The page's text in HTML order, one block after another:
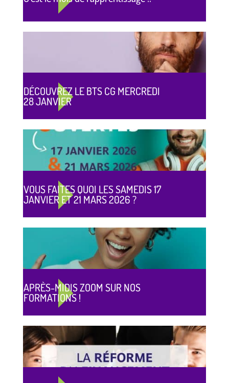
DÉCOUVREZ LE BTS CG MERCREDI
28 JANVIER
VOUS FAITES QUOI LES SAMEDIS 17
JANVIER ET 21 MARS 2026 ?
APRÈS-MIDIS ZOOM SUR NOS
FORMATIONS !